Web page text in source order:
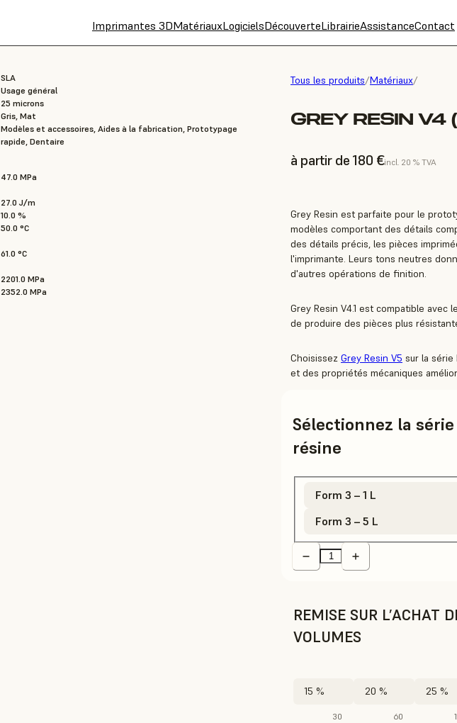
Imprimantes 3DMatériauxLogicielsDécouverteLibrairieAssistanceContact
Tous les produits/Matériaux/
GREY RESIN V4
à partir de 180 €incl. 20 % TVA
SLA
Usage général
25 microns
Gris, Mat
Modèles et accessoires, Aides à la fabrication, Prototypage
rapide, Dentaire
47.0 MPa
27.0 J/m
10.0 %
50.0 °C
61.0 °C
2201.0 MPa
2352.0 MPa
Grey Resin est parfaite pour le
modèles comportant des détails
des détails précis, les pièces
l'imprimante. Leurs tons neutres
d'autres opérations de finition.
Grey Resin V4.1 est compatible avec
de produire des pièces plus
Choisissez Grey Resin V5 sur la
et des propriétés mécaniques
Sélectionnez la
résine
Form 3 – 1 L
Form 3 – 5 L
REMISE SUR L’ACHAT
VOLUMES
15 %
30
20 %
60
25 %